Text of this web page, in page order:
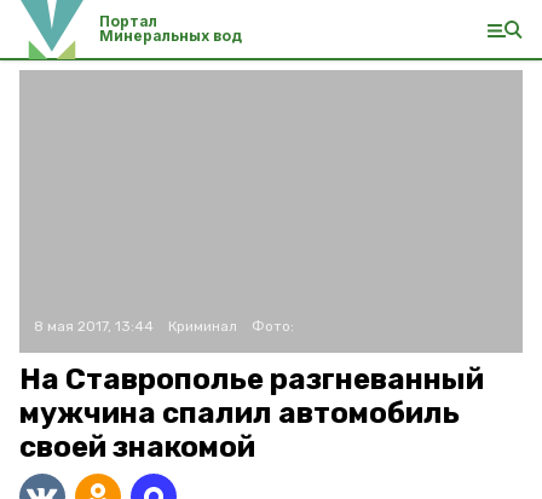
Портал
Минеральных вод
8 мая 2017, 13:44 Криминал Фото:
На Ставрополье разгневанный
мужчина спалил автомобиль
своей знакомой